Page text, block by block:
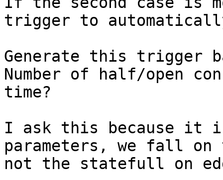
trigger to
Generate this trigger
Number of half/open
time?
I ask this because it
parameters, we fall
not the statefull on